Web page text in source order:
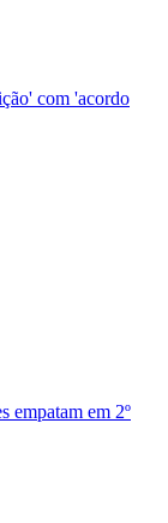
com 'acordo
empatam em 2º